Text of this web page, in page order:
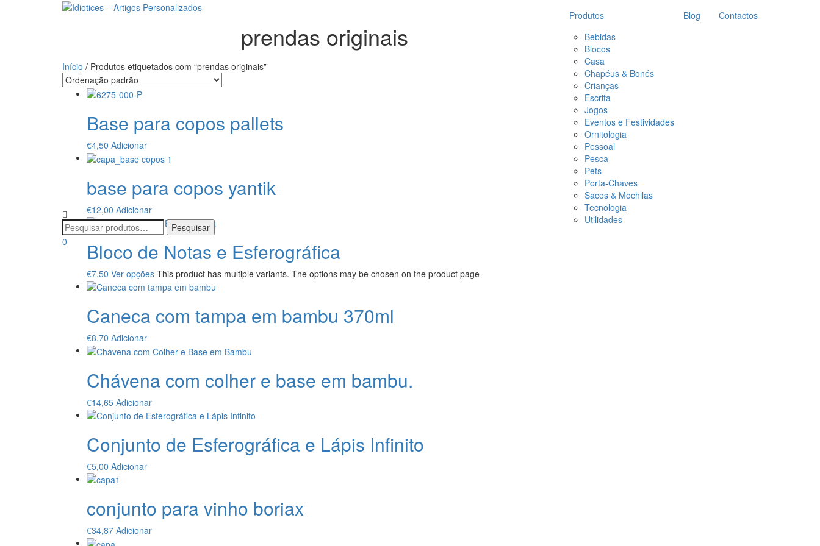
Produtos
Bebidas
Blocos
Casa
Chapéus & Bonés
Crianças
Escrita
Jogos
Eventos e Festividades
Ornitologia
Pessoal
Pesca
Pets
Porta-Chaves
Sacos & Mochilas
Tecnologia
Utilidades
Blog Contactos
0
prendas originais
Início / Produtos etiquetados com “prendas originais”
Base para copos pallets
€4,50 Adicionar
base para copos yantik
€12,00 Adicionar
Bloco de Notas e Esferográfica
€7,50 Ver opções This product has multiple variants. The options may be chosen on the product page
Caneca com tampa em bambu 370ml
€8,70 Adicionar
Chávena com colher e base em bambu.
€14,65 Adicionar
Conjunto de Esferográfica e Lápis Infinito
€5,00 Adicionar
conjunto para vinho boriax
€34,87 Adicionar